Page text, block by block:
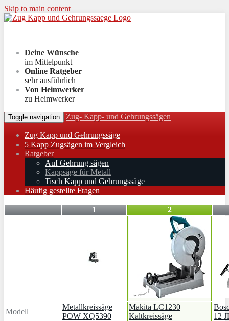
Skip to main content
Deine Wünsche
im Mittelpunkt
Online Ratgeber
sehr ausführlich
Von Heimwerker
zu Heimwerker
Toggle navigation Zug- Kapp- und Gehrungssägen
Zug Kapp und Gehrungssäge
5 Kapp Zugsägen im Vergleich
Ratgeber
Auf Gehrung sägen
Kappsäge für Metall
Tisch Kapp und Gehrungssäge
Häufig gestellte Fragen
1 2
Modell
Metallkreissäge
POW XQ5390
Makita LC1230
Kaltkreissäge
12